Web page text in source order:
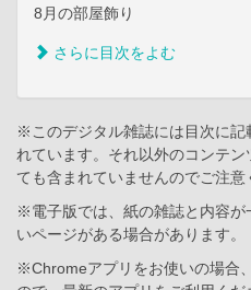
8月の部屋飾り
さらに目次をよむ
※このデジタル雑誌には目次に記
れています。それ以外のコンテ
ても含まれていませんのでご注意
※電子版では、紙の雑誌と内容が
いページがある場合があります。
※Chromeアプリをお使いの場合